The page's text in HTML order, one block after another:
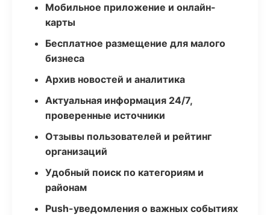
Мобильное приложение и онлайн-
карты
Бесплатное размещение для малого
бизнеса
Архив новостей и аналитика
Актуальная информация 24/7,
проверенные источники
Отзывы пользователей и рейтинг
организаций
Удобный поиск по категориям и
районам
Push-уведомления о важных событиях